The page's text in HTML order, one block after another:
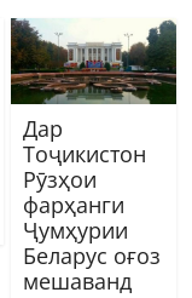
Дар
Тоҷикистон
Рӯзҳои
фарҳанги
Ҷумҳурии
Беларус оғоз
мешаванд